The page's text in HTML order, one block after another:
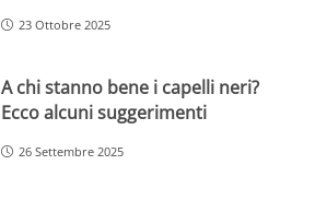
23 Ottobre 2025
A chi stanno bene i capelli neri?
Ecco alcuni suggerimenti
26 Settembre 2025